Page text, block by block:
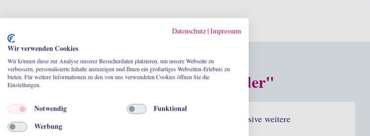
Schatzsuche "Der fliegende Holländer"
ca. 2 Stunden (exklusive weitere
Datenschutz | Impressum
Wir verwenden Cookies
Wir können diese zur Analyse unserer Besucherdaten platzieren, um unsere Webseite zu
verbessern, personalisierte Inhalte anzuzeigen und Ihnen ein großartiges Webseiten-Erlebnis zu
bieten. Für weitere Informationen zu den von uns verwendeten Cookies öffnen Sie die
Einstellungen.
Notwendig
Funktional
Werbung